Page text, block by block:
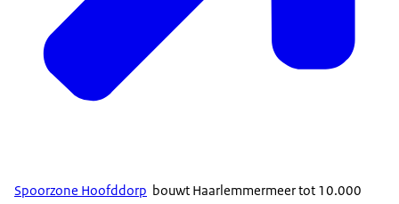
Spoorzone Hoofddorp bouwt Haarlemmermeer tot 10.000